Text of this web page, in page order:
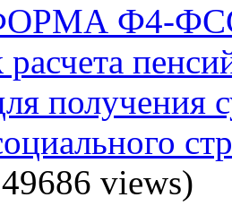
Ф4-
получения
views)